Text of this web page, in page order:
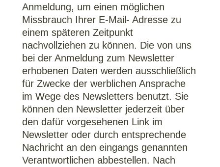
Anmeldung, um einen möglichen
Missbrauch Ihrer E-Mail- Adresse zu
einem späteren Zeitpunkt
nachvollziehen zu können. Die von uns
bei der Anmeldung zum Newsletter
erhobenen Daten werden ausschließlich
für Zwecke der werblichen Ansprache
im Wege des Newsletters benutzt. Sie
können den Newsletter jederzeit über
den dafür vorgesehenen Link im
Newsletter oder durch entsprechende
Nachricht an den eingangs genannten
Verantwortlichen abbestellen. Nach